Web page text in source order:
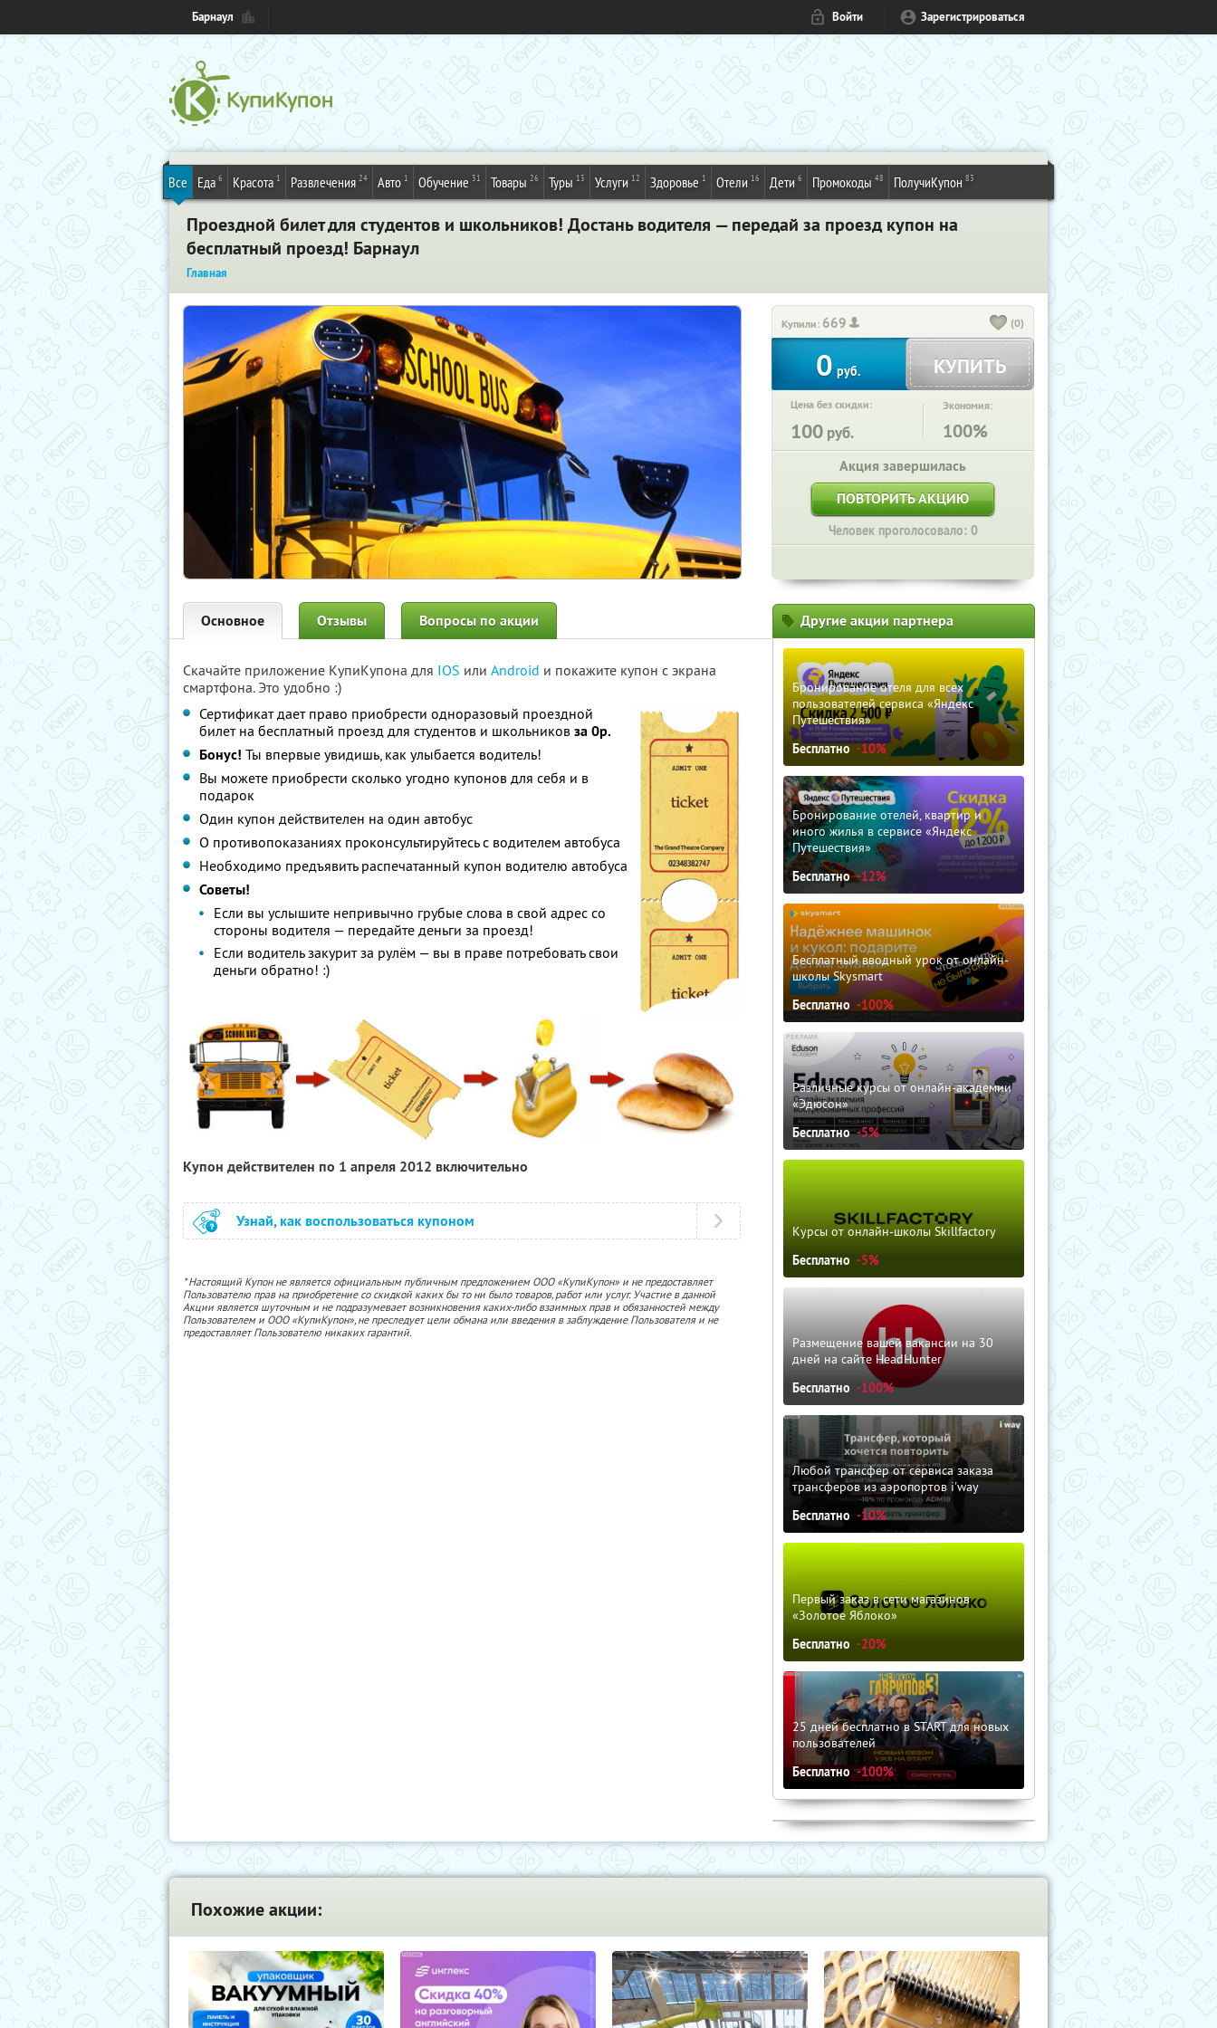
Барнаул Войти Зарегистрироваться
Все Еда 6 Красота 1 Развлечения 24 Авто 1 Обучение 31 Товары 26 Туры 13 Услуги 12 Здоровье 1 Отели 16 Дети 6 Промокоды 48 ПолучиКупон 83
Проездной билет для студентов и школьников! Достань водителя — передай за проезд купон на
бесплатный проезд! Барнаул
Главная
Купили: 669 (0)
0 руб. КУПИТЬ
Цена без скидки:
100 руб.
Экономия:
100%
Акция завершилась
ПОВТОРИТЬ АКЦИЮ
Человек проголосовало: 0
Основное Отзывы Вопросы по акции
Скачайте приложение КупиКупона для IOS или Android и покажите купон с экрана
смартфона. Это удобно :)
Сертификат дает право приобрести одноразовый проездной
билет на бесплатный проезд для студентов и школьников за 0р.
Бонус! Ты впервые увидишь, как улыбается водитель!
Вы можете приобрести сколько угодно купонов для себя и в
подарок
Один купон действителен на один автобус
О противопоказаниях проконсультируйтесь с водителем автобуса
Необходимо предъявить распечатанный купон водителю автобуса
Советы!
Если вы услышите непривычно грубые слова в свой адрес со
стороны водителя — передайте деньги за проезд!
Если водитель закурит за рулём — вы в праве потребовать свои
деньги обратно! :)
Купон действителен по 1 апреля 2012 включительно
Узнай, как воспользоваться купоном
* Настоящий Купон не является официальным публичным предложением ООО «КупиКупон» и не предоставляет
Пользователю прав на приобретение со скидкой каких бы то ни было товаров, работ или услуг. Участие в данной
Акции является шуточным и не подразумевает возникновения каких-либо взаимных прав и обязанностей между
Пользователем и ООО «КупиКупон», не преследует цели обмана или введения в заблуждение Пользователя и не
предоставляет Пользователю никаких гарантий.
Другие акции партнера
Бронирование отеля для всех
пользователей сервиса «Яндекс
Путешествия»
Бесплатно -10%
Бронирование отелей, квартир и
иного жилья в сервисе «Яндекс
Путешествия»
Бесплатно -12%
Бесплатный вводный урок от онлайн-
школы Skysmart
Бесплатно -100%
Различные курсы от онлайн-академии
«Эдюсон»
Бесплатно -5%
Курсы от онлайн-школы Skillfactory
Бесплатно -5%
Размещение вашей вакансии на 30
дней на сайте HeadHunter
Бесплатно -100%
Любой трансфер от сервиса заказа
трансферов из аэропортов i'way
Бесплатно -10%
Первый заказ в сети магазинов
«Золотое Яблоко»
Бесплатно -20%
25 дней бесплатно в START для новых
пользователей
Бесплатно -100%
Похожие акции: